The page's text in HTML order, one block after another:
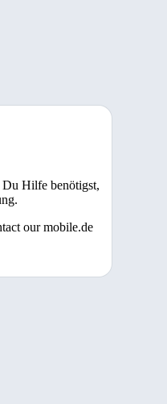
Du Hilfe benötigst,
our mobile.de